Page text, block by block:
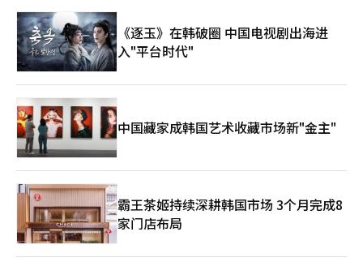
《逐玉》在韩破圈 中国电视剧出海进
入"平台时代"
中国藏家成韩国艺术收藏市场新"金主"
霸王茶姬持续深耕韩国市场 3个月完成8
家门店布局